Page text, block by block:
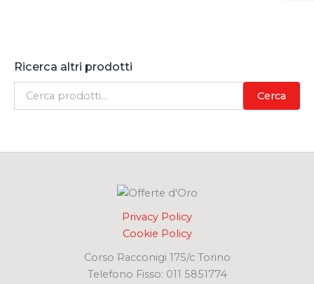
Ricerca altri prodotti
Cerca
Privacy Policy
Cookie Policy
Corso Racconigi 175/c Torino
Telefono Fisso: 011 5851774